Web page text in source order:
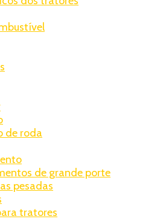
de roda
de grande porte
pesadas
tratores